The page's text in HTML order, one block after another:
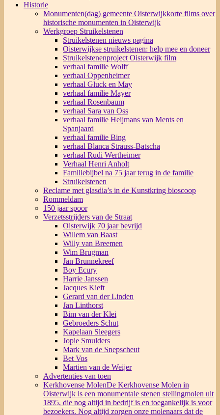
Historie
Monumenten(dag) gemeente Oisterwijkkorte films over
historische monumenten in Oisterwijk
Werkgroep Struikelstenen
Struikelstenen nieuws pagina
Oisterwijkse struikelstenen: help mee en doneer
Struikelstenenproject Oisterwijk film
verhaal familie Wolff
verhaal Oppenheimer
verhaal Gluck en May
verhaal familie Mayer
verhaal Rosenbaum
verhaal Sara van Oss
verhaal familie Heijmans van Ments en
Spanjaard
verhaal familie Bing
verhaal Blanca Strauss-Batscha
verhaal Rudi Wertheimer
Verhaal Henri Anholt
Familiebijbel na 75 jaar terug in de familie
Struikelstenen
Reclame met glasdia’s in de Kunstkring bioscoop
Rommeldam
150 jaar spoor
Verzetsstrijders van de Straat
Oisterwijk 70 jaar bevrijd
Willem van Baast
Willy van Breemen
Wim Brugman
Jan Brunnekreef
Boy Ecury
Harrie Janssen
Jacques Kieft
Gerard van der Linden
Jan Linthorst
Bim van der Klei
Gebroeders Schut
Kapelaan Sleegers
Jopie Smulders
Mark van de Snepscheut
Bet Vos
Martien van de Weijer
Advertenties van toen
Kerkhovense MolenDe Kerkhovense Molen in
Oisterwijk is een monumentale stenen stellingmolen uit
1895, die nog altijd in bedrijf is en toegankelijk is voor
bezoekers. Nog altijd zorgen onze molenaars dat de